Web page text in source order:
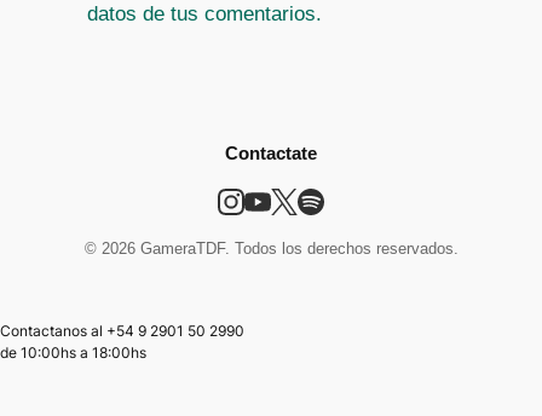
datos de tus comentarios.
Contactate
© 2026 GameraTDF. Todos los derechos reservados.
Contactanos al +54 9 2901 50 2990
de 10:00hs a 18:00hs